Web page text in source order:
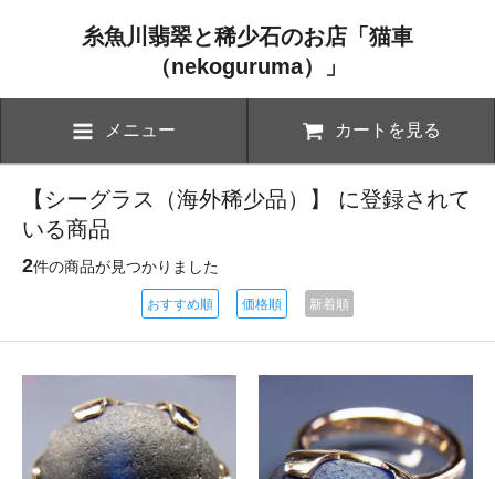
糸魚川翡翠と稀少石のお店「猫車
（nekoguruma）」
メニュー カートを見る
【シーグラス（海外稀少品）】 に登録されて
いる商品
2件の商品が見つかりました
おすすめ順 価格順 新着順